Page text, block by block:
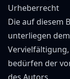
Urheberrecht
Die auf diesem
unterliegen
bedürfen der